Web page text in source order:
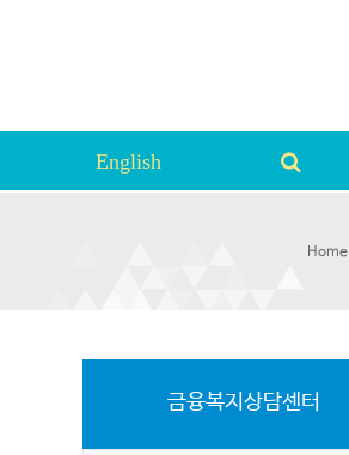
English
Home
금융복지상담센터